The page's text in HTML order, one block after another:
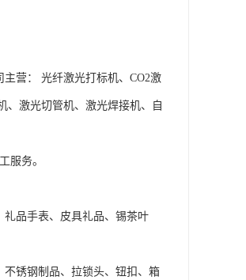
营： 光纤激光打标机、CO2激
、激光切管机、激光焊接机、自
服务。
品手表、皮具礼品、锡茶叶
锈钢制品、拉锁头、钮扣、箱